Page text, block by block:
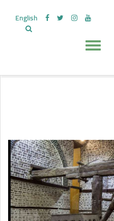
English